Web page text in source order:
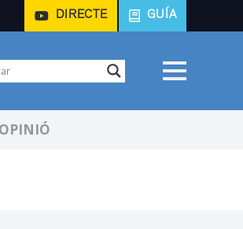
DIRECTE GUÍA
OPINIÓ